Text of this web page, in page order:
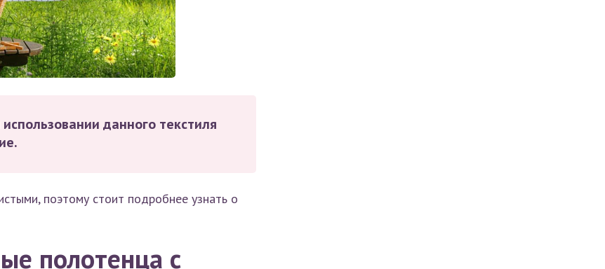
данного текстиля
поэтому стоит подробнее узнать о
полотенца с